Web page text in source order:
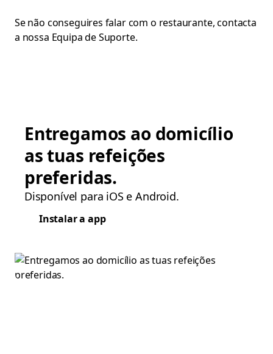
Se não conseguires falar com o restaurante, contacta
a nossa Equipa de Suporte.
Entregamos ao domicílio
as tuas refeições
preferidas.
Disponível para iOS e Android.
Instalar a app